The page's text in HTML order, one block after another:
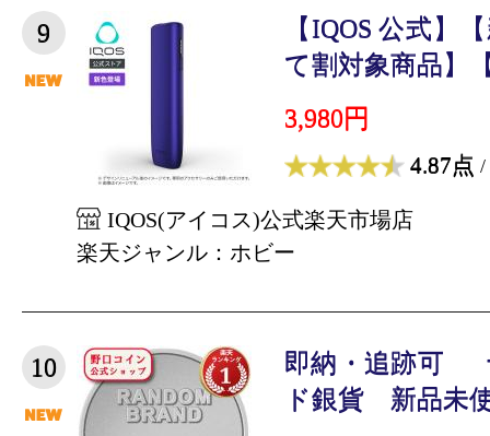
9
【IQOS 公式】
て割対象商品】
3,980円
4.87点 /
IQOS(アイコス)公式楽天市場店
楽天ジャンル：ホビー
10
即納・追跡可
ド銀貨 新品未